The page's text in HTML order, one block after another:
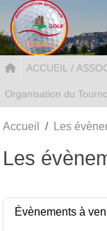
ACCUEIL /
Organisation du
Accueil Les
Les
Évènements à
Panneau de gestion